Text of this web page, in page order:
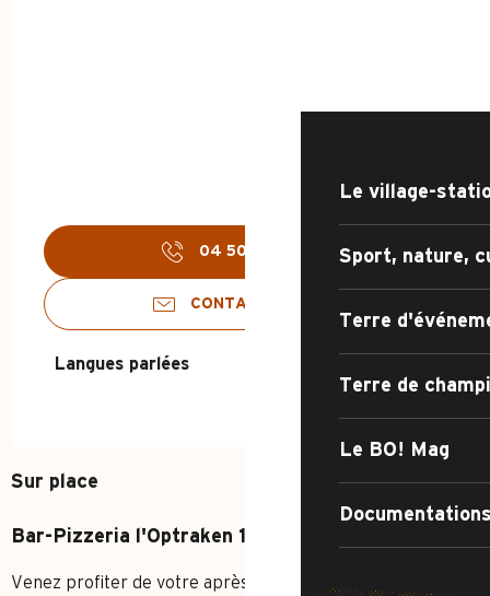
Le village-
Sport, nature,
Terre
Terre de
Le BO! Mag
04 50 27 00
CONTACTEZ-NOUS
Langues parlées
Langues parlées
Sur place
Bar-Pizzeria l'Optraken 1300
Venez profiter de votre après-ski avec crêpes, pizzas